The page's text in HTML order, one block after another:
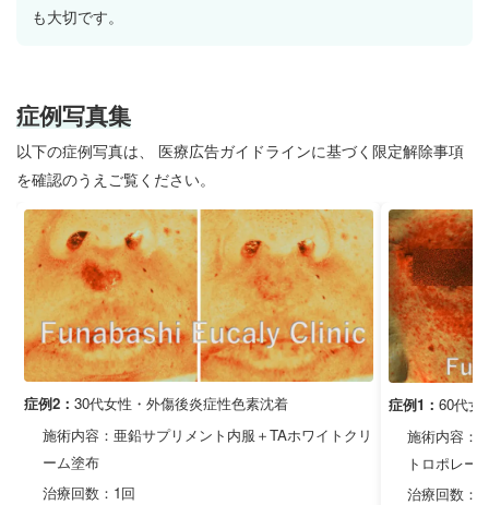
も大切です。
症例写真集
以下の症例写真は、
医療広告ガイドラインに基づく限定解除事項
を確認のうえご覧ください。
症例2： 30代女性・外傷後炎症性色素沈着
施術内容：亜鉛サプリメント内服＋TAホワイトクリ
ーム塗布
治療回数：1回
症例1：60代女
施術内容：
トロポレー
治療回数：